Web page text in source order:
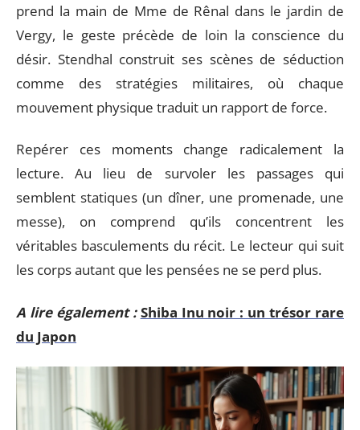
prend la main de Mme de Rênal dans le jardin de
Vergy, le geste précède de loin la conscience du
désir. Stendhal construit ses scènes de séduction
comme des stratégies militaires, où chaque
mouvement physique traduit un rapport de force.
Repérer ces moments change radicalement la
lecture. Au lieu de survoler les passages qui
semblent statiques (un dîner, une promenade, une
messe), on comprend qu’ils concentrent les
véritables basculements du récit. Le lecteur qui suit
les corps autant que les pensées ne se perd plus.
A lire également : Shiba Inu noir : un trésor rare
du Japon